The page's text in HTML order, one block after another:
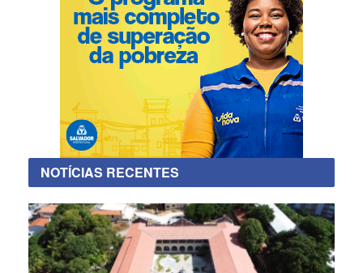
NOTÍCIAS RECENTES